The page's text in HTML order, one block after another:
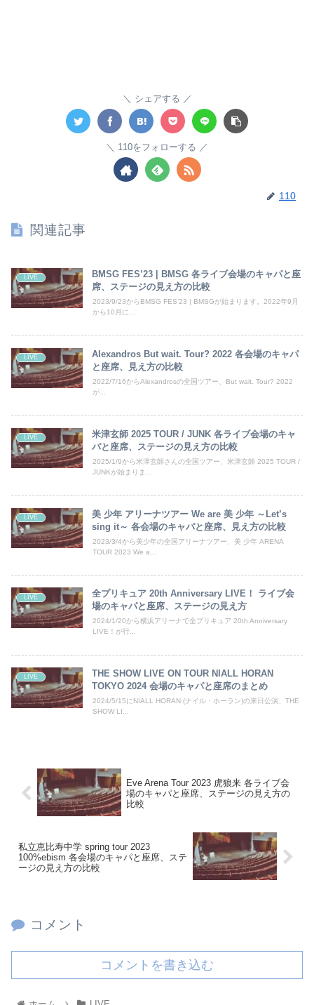
シェアする
110をフォローする
110
関連記事
LIVE
BMSG FES’23 | BMSG 各ライブ会場のキャパと座
席、ステージの見え方の比較
2023/9/23からBMSG FES’23 | BMSGが始まります。2022年9月
から10月に...
LIVE
Alexandros But wait. Tour? 2022 各会場のキャパ
と座席、見え方の比較
2022/7/16からAlexandrosの全国ツアー、But wait. Tour? 2022
が...
LIVE
米津玄師 2025 TOUR / JUNK 各ライブ会場のキャ
パと座席、ステージの見え方の比較
2025/1/9から米津玄師さんの全国ツアー、米津玄師 2025 TOUR /
JUNKが始まりま...
LIVE
美 少年 アリーナツアー We are 美 少年 ～Let’s
sing it～ 各会場のキャパと座席、見え方の比較
2023/3/4から美少年の全国アリーナツアー、美 少年 ARENA
TOUR 2023 We a...
LIVE
全プリキュア 20th Anniversary LIVE！ ライブ会
場のキャパと座席、ステージの見え方
2024/1/20から横浜アリーナで全プリキュア 20th Anniversary
LIVE！が行...
LIVE
THE SHOW LIVE ON TOUR NIALL HORAN
TOKYO 2024 会場のキャパと座席のまとめ
2024/5/15にNIALL HORAN (ナイル・ホーラン)の来日公演、THE
SHOW LI...
Eve Arena Tour 2023 虎狼来 各ライブ会
場のキャパと座席、ステージの見え方の
比較
私立恵比寿中学 spring tour 2023
100%ebism 各会場のキャパと座席、ステ
ージの見え方の比較
コメント
コメントを書き込む